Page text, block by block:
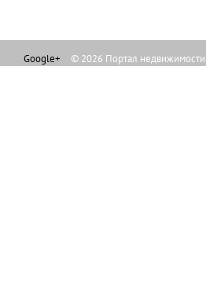
Google+ © 2026 Портал